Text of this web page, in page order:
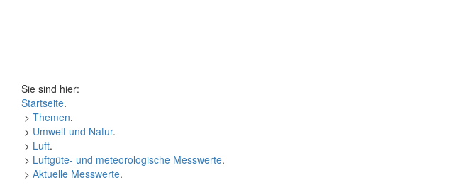
Sie sind hier:
Startseite.
> Themen.
> Umwelt und Natur.
> Luft.
> Luftgüte- und meteorologische Messwerte.
> Aktuelle Messwerte.